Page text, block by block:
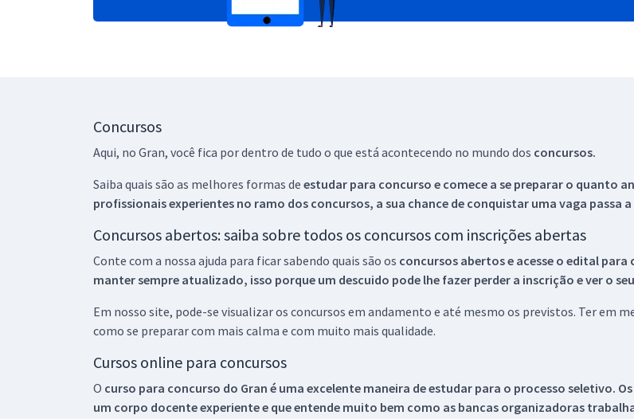
Concursos
Aqui, no Gran, você fica por dentro de tudo o que está acontecendo no mundo dos concursos.
Saiba quais são as melhores formas de estudar para concurso e comece a se preparar o quanto
profissionais experientes no ramo dos concursos, a sua chance de conquistar uma vaga passa
Concursos abertos: saiba sobre todos os concursos com inscrições abertas
Conte com a nossa ajuda para ficar sabendo quais são os concursos abertos e acesse o edital
manter sempre atualizado, isso porque um descuido pode lhe fazer perder a inscrição e ver o
Em nosso site, pode-se visualizar os concursos em andamento e até mesmo os previstos. Ter em
como se preparar com mais calma e com muito mais qualidade.
Cursos online para concursos
O curso para concurso do Gran é uma excelente maneira de estudar para o processo seletivo.
um corpo docente experiente e que entende muito bem como as bancas organizadoras